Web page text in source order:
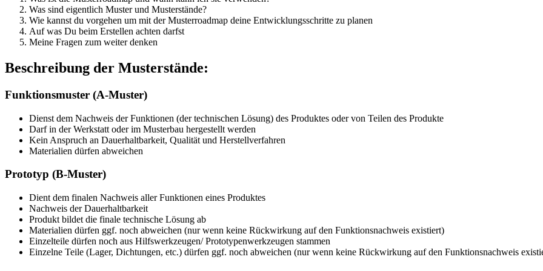
Was sind eigentlich Muster und Musterstände?
Wie kannst du vorgehen um mit der Musterroadmap deine Entwicklungsschritte zu planen
Auf was Du beim Erstellen achten darfst
Meine Fragen zum weiter denken
Beschreibung der Musterstände:
Funktionsmuster (A-Muster)
Dienst dem Nachweis der Funktionen (der technischen Lösung) des Produktes oder von Teilen des Produkte
Darf in der Werkstatt oder im Musterbau hergestellt werden
Kein Anspruch an Dauerhaltbarkeit, Qualität und Herstellverfahren
Materialien dürfen abweichen
Prototyp (B-Muster)
Dient dem finalen Nachweis aller Funktionen eines Produktes
Nachweis der Dauerhaltbarkeit
Produkt bildet die finale technische Lösung ab
Materialien dürfen ggf. noch abweichen (nur wenn keine Rückwirkung auf den Funktionsnachweis existiert)
Einzelteile dürfen noch aus Hilfswerkzeugen/ Prototypenwerkzeugen stammen
Einzelne Teile (Lager, Dichtungen, etc.) dürfen ggf. noch abweichen (nur wenn keine Rückwirkung auf den Funktionsnachweis